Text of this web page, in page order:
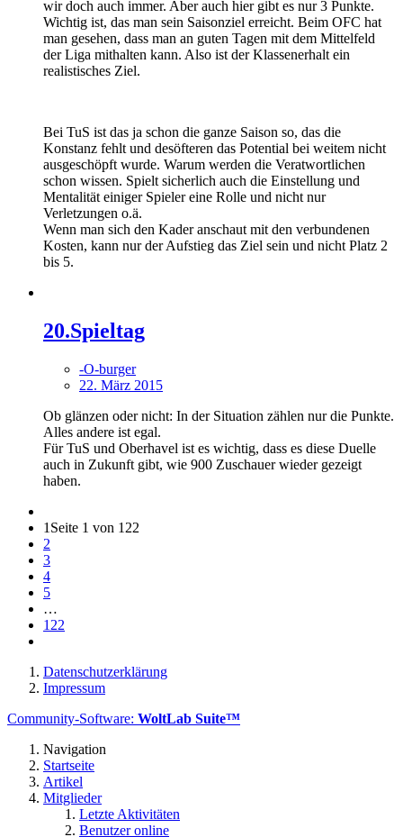
wir doch auch immer. Aber auch hier gibt es nur 3 Punkte.
Wichtig ist, das man sein Saisonziel erreicht. Beim OFC hat
man gesehen, dass man an guten Tagen mit dem Mittelfeld
der Liga mithalten kann. Also ist der Klassenerhalt ein
realistisches Ziel.
Bei TuS ist das ja schon die ganze Saison so, das die
Konstanz fehlt und desöfteren das Potential bei weitem nicht
ausgeschöpft wurde. Warum werden die Veratwortlichen
schon wissen. Spielt sicherlich auch die Einstellung und
Mentalität einiger Spieler eine Rolle und nicht nur
Verletzungen o.ä.
Wenn man sich den Kader anschaut mit den verbundenen
Kosten, kann nur der Aufstieg das Ziel sein und nicht Platz 2
bis 5.
20.Spieltag
-O-burger
22. März 2015
Ob glänzen oder nicht: In der Situation zählen nur die Punkte.
Alles andere ist egal.
Für TuS und Oberhavel ist es wichtig, dass es diese Duelle
auch in Zukunft gibt, wie 900 Zuschauer wieder gezeigt
haben.
1 Seite 1 von 122
2
3
4
5
…
122
Datenschutzerklärung
Impressum
Community-Software: WoltLab Suite™
Navigation
Startseite
Artikel
Mitglieder
Letzte Aktivitäten
Benutzer online